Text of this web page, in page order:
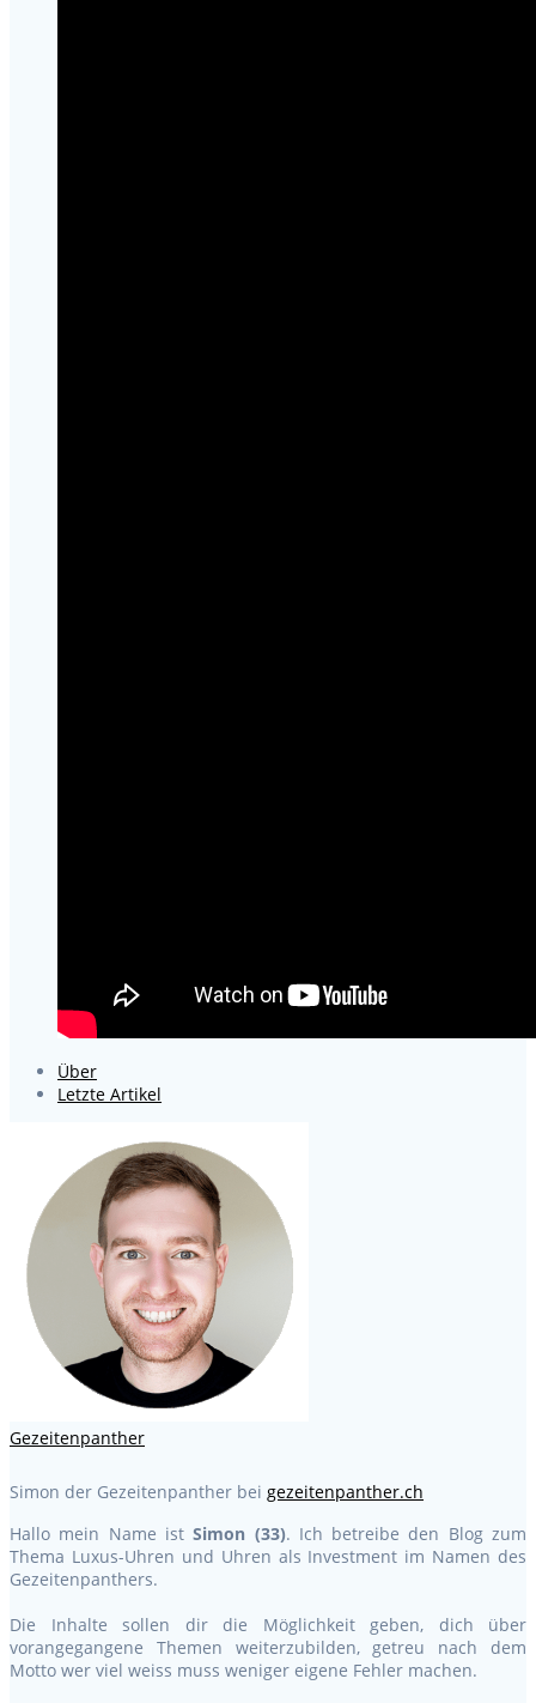
Über
Letzte Artikel
Gezeitenpanther
Simon der Gezeitenpanther bei gezeitenpanther.ch
Hallo mein Name istSimon (33). Ich betreibe den Blog zum
Thema Luxus-Uhren und Uhren als Investment im Namen des
Gezeitenpanthers.
Die Inhalte sollen dir die Möglichkeit geben, dich über
vorangegangene Themen weiterzubilden, getreu nach dem
Motto wer viel weiss muss weniger eigene Fehler machen.